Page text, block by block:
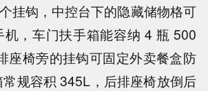
挂钩，中控台下的隐藏储物格可
机，车门扶手箱能容纳 4 瓶 500
座椅旁的挂钩可固定外卖餐盒防
规容积 345L，后排座椅放倒后